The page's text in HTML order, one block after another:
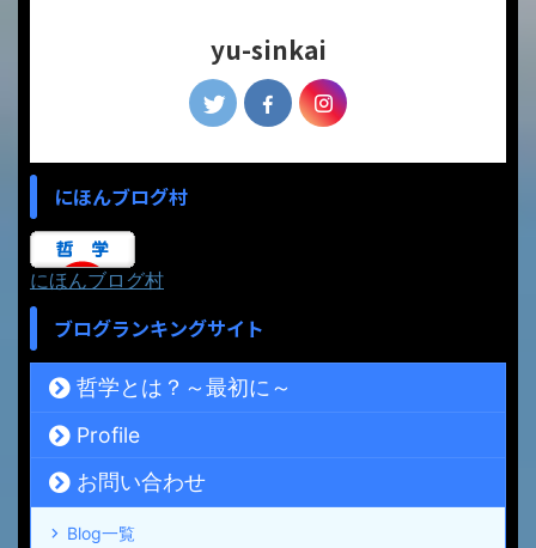
yu-sinkai
にほんブログ村
にほんブログ村
ブログランキングサイト
哲学とは？～最初に～
Profile
お問い合わせ
Blog一覧